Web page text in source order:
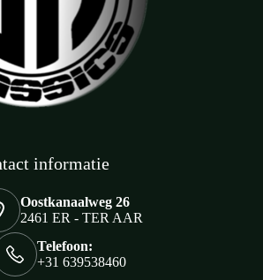
informatie
Oostkanaalweg 26
2461 ER - TER AAR
Telefoon:
+31 639538460